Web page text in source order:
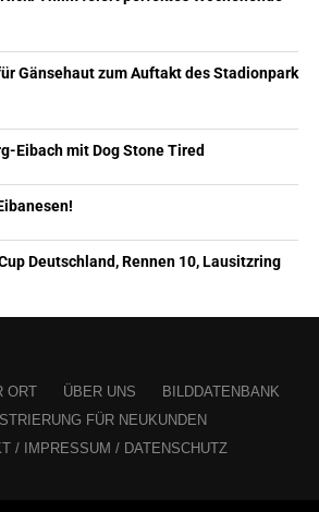
Gänsehaut zum Auftakt des Stadionpark
Eibach mit Dog Stone Tired
Deutschland, Rennen 10, Lausitzring
ORT ÜBER UNS
BILDDATENBANK
FÜR NEUKUNDEN
/ IMPRESSUM / DATENSCHUTZ